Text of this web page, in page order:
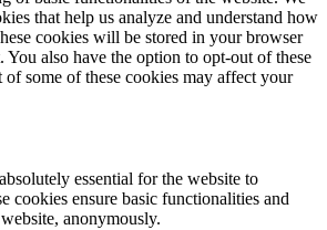
that help us analyze and understand how
cookies will be stored in your browser
also have the option to opt-out of these
some of these cookies may affect your
essential for the website to
cookies ensure basic functionalities and
anonymously.